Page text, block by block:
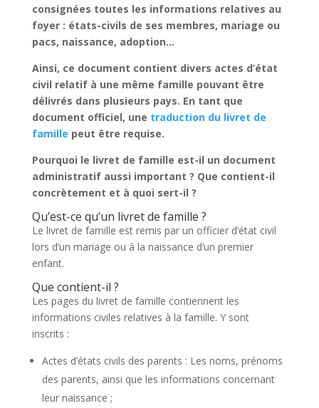
consignées toutes les informations relatives au
foyer : états-civils de ses membres, mariage ou
pacs, naissance, adoption…
Ainsi, ce document contient divers actes d’état
civil relatif à une même famille pouvant être
délivrés dans plusieurs pays. En tant que
document officiel, une traduction du livret de
famille peut être requise.
Pourquoi le livret de famille est-il un document
administratif aussi important ? Que contient-il
concrètement et à quoi sert-il ?
Qu’est-ce qu’un livret de famille ?
Le livret de famille est remis par un officier d’état civil
lors d’un mariage ou à la naissance d’un premier
enfant.
Que contient-il ?
Les pages du livret de famille contiennent les
informations civiles relatives à la famille. Y sont
inscrits :
Actes d’états civils des parents : Les noms, prénoms
des parents, ainsi que les informations concernant
leur naissance ;